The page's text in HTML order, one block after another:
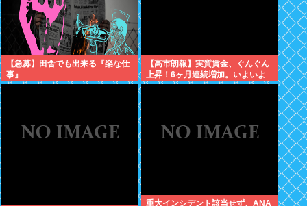
【急募】田舎でも出来る『楽な仕
事』
【高市朗報】実質賃金、ぐんぐん
上昇！6ヶ月連続増加。いよいよ
国民も豊かさを実感か？インフレ
重大インシデント該当せず、ANA